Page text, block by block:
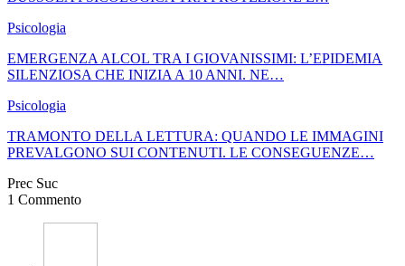
Psicologia
EMERGENZA ALCOL TRA I GIOVANISSIMI: L’EPIDEMIA
SILENZIOSA CHE INIZIA A 10 ANNI. NE…
Psicologia
TRAMONTO DELLA LETTURA: QUANDO LE IMMAGINI
PREVALGONO SUI CONTENUTI. LE CONSEGUENZE…
Prec Suc
1 Commento